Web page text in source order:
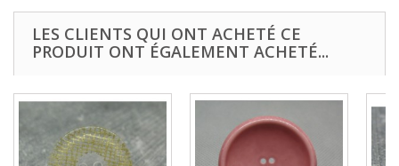
LES CLIENTS QUI ONT ACHETÉ CE
PRODUIT ONT ÉGALEMENT ACHETÉ...